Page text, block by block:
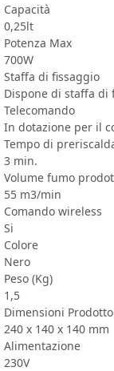
Capacità
0,25lt
Potenza Max
700W
Staffa di fissaggio
Dispone di staffa di
Telecomando
In dotazione per il
Tempo di
3 min.
Volume fumo
55 m3/min
Comando wireless
Si
Colore
Nero
Peso (Kg)
1,5
Dimensioni Prodotto
240 x 140 x 140 mm
Alimentazione
230V